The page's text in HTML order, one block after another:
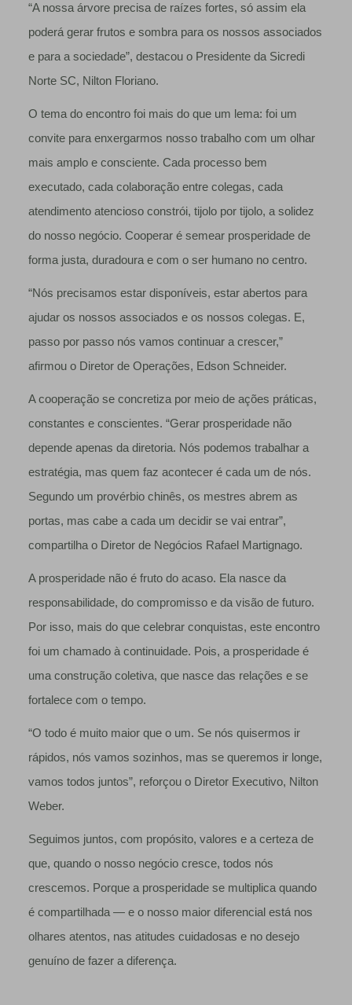
“A nossa árvore precisa de raízes fortes, só assim ela
poderá gerar frutos e sombra para os nossos associados
e para a sociedade”, destacou o Presidente da Sicredi
Norte SC, Nilton Floriano.
O tema do encontro foi mais do que um lema: foi um
convite para enxergarmos nosso trabalho com um olhar
mais amplo e consciente. Cada processo bem
executado, cada colaboração entre colegas, cada
atendimento atencioso constrói, tijolo por tijolo, a solidez
do nosso negócio. Cooperar é semear prosperidade de
forma justa, duradoura e com o ser humano no centro.
“Nós precisamos estar disponíveis, estar abertos para
ajudar os nossos associados e os nossos colegas. E,
passo por passo nós vamos continuar a crescer,”
afirmou o Diretor de Operações, Edson Schneider.
A cooperação se concretiza por meio de ações práticas,
constantes e conscientes. “Gerar prosperidade não
depende apenas da diretoria. Nós podemos trabalhar a
estratégia, mas quem faz acontecer é cada um de nós.
Segundo um provérbio chinês, os mestres abrem as
portas, mas cabe a cada um decidir se vai entrar”,
compartilha o Diretor de Negócios Rafael Martignago.
A prosperidade não é fruto do acaso. Ela nasce da
responsabilidade, do compromisso e da visão de futuro.
Por isso, mais do que celebrar conquistas, este encontro
foi um chamado à continuidade. Pois, a prosperidade é
uma construção coletiva, que nasce das relações e se
fortalece com o tempo.
“O todo é muito maior que o um. Se nós quisermos ir
rápidos, nós vamos sozinhos, mas se queremos ir longe,
vamos todos juntos”, reforçou o Diretor Executivo, Nilton
Weber.
Seguimos juntos, com propósito, valores e a certeza de
que, quando o nosso negócio cresce, todos nós
crescemos. Porque a prosperidade se multiplica quando
é compartilhada — e o nosso maior diferencial está nos
olhares atentos, nas atitudes cuidadosas e no desejo
genuíno de fazer a diferença.